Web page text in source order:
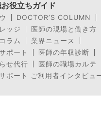
役立ちガイド
DOCTOR’S COLUMN
ッジ
医師の現場と働き方
ラム
業界ニュース
ポート
医師の年収診断
せ代行
医師の職場カルテ
ポート ご利用者インタビュ